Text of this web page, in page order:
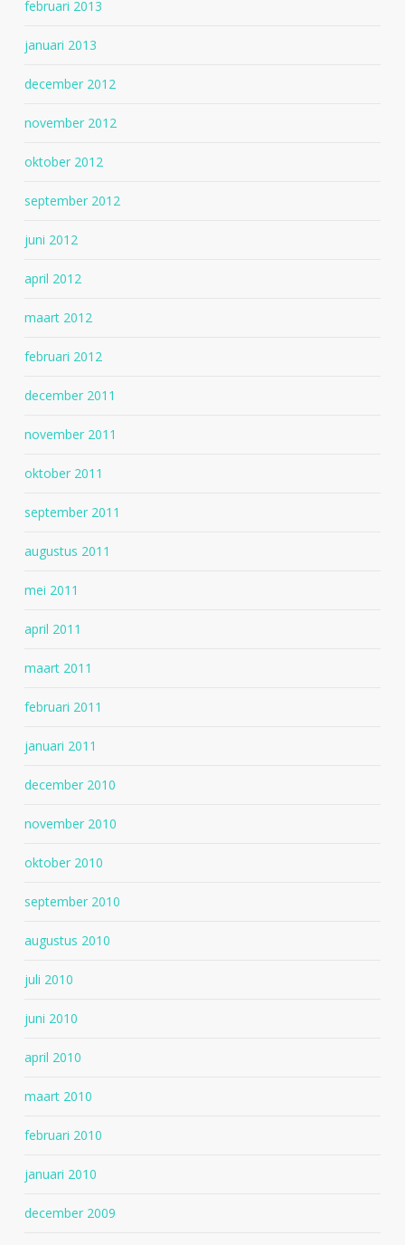
februari 2013
januari 2013
december 2012
november 2012
oktober 2012
september 2012
juni 2012
april 2012
maart 2012
februari 2012
december 2011
november 2011
oktober 2011
september 2011
augustus 2011
mei 2011
april 2011
maart 2011
februari 2011
januari 2011
december 2010
november 2010
oktober 2010
september 2010
augustus 2010
juli 2010
juni 2010
april 2010
maart 2010
februari 2010
januari 2010
december 2009